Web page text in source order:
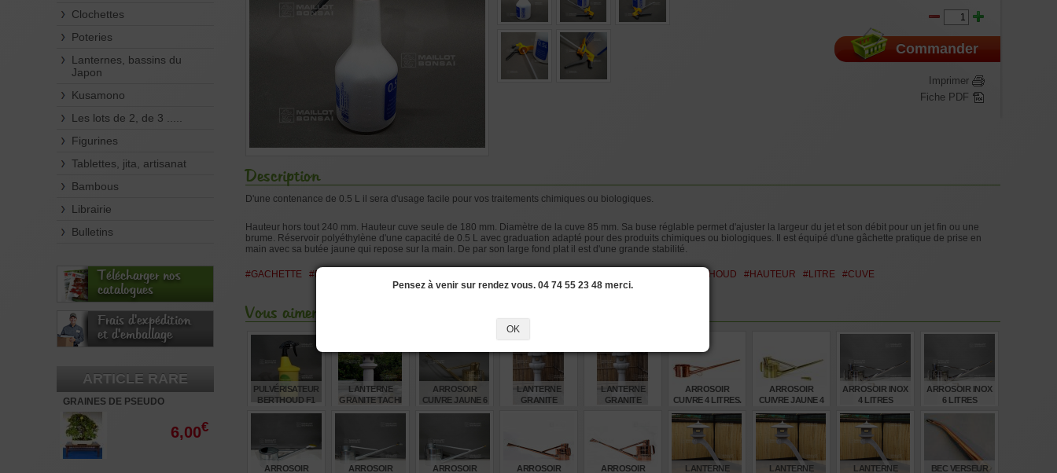
Clochettes
Poteries
Lanternes, bassins du
Japon
Kusamono
Les lots de 2, de 3 .....
Figurines
Tablettes, jita, artisanat
Bambous
Librairie
Bulletins
Télécharger nos
catalogues
Frais d'expédition
et d'emballage
ARTICLE RARE
GRAINES DE PSEUDO
CYDONIA SINENSIS
6,00€
Commander
Imprimer
Fiche PDF
Description
D'une contenance de 0.5 L il sera d'usage facile pour vos traitements chimiques ou biologiques.
Hauteur hors tout 240 mm. Hauteur cuve seule de 180 mm. Diamètre de la cuve 85 mm. Sa buse réglable permet d'ajuster la largeur du jet et son débit pour un jet fin ou une
brume. Réservoir polyéthylène d'une capacité de 0.5 L avec graduation adapté pour des produits chimiques ou biologiques. Il est équipé d'une gâchette pratique de prise en
main avec sa butée jaune qui repose sur la main. De par son large fond plat il est d'une grande stabilité.
#GACHETTE #PULVERISATEUR #BERTHOUD #HAUTEUR #LITRE #CUVE
Vous aimerez aussi les produits suivants
PULVÉRISATEUR
BERTHOUD F1
14,60
LANTERNE
GRANITE TACHI
5.280,00
ARROSOIR
CUIVRE JAUNE 6
210,00
LANTERNE
GRANITE
720,00
LANTERNE
GRANITE
880,00€
ARROSOIR
CUIVRE 4 LITRES.
225,00
ARROSOIR
CUIVRE JAUNE 4
165,00
ARROSOIR INOX
4 LITRES
210,00
ARROSOIR INOX
6 LITRES
245,00
ARROSOIR
ARROSOIR
ARROSOIR
ARROSOIR
ARROSOIR
LANTERNE
LANTERNE
LANTERNE
BEC VERSEUR
Pensez à venir sur rendez vous. 04 74 55 23 48 merci.
OK